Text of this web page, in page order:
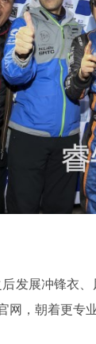
展冲锋衣、
，朝着更专业